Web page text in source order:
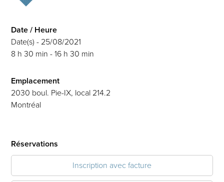
Date / Heure
Date(s) - 25/08/2021
8 h 30 min - 16 h 30 min
Emplacement
2030 boul. Pie-IX, local 214.2
Montréal
Réservations
Inscription avec facture